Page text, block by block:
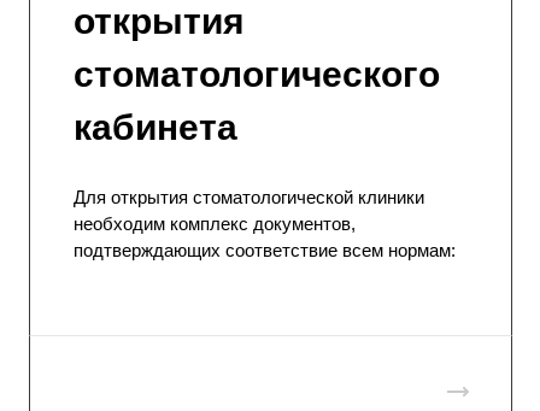
открытия
стоматологического
кабинета
Для открытия стоматологической клиники
необходим комплекс документов,
подтверждающих соответствие всем нормам: